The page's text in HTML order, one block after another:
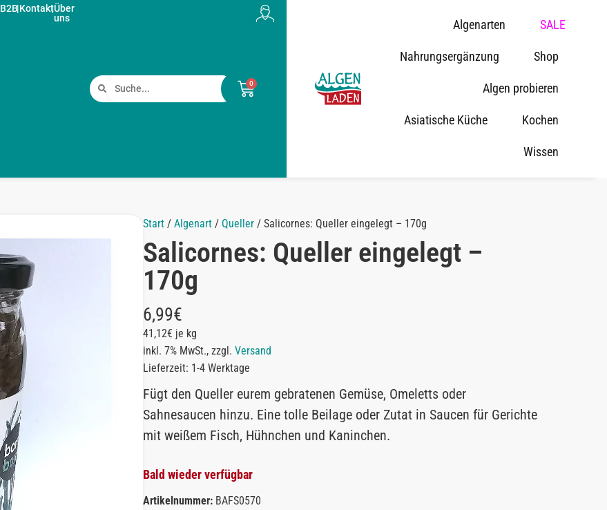
B2B|Kontakt|Über
uns
0
Algenarten SALE
Nahrungsergänzung Shop
Algen probieren
Asiatische Küche Kochen
Wissen
Start / Algenart / Queller / Salicornes: Queller eingelegt – 170g
Salicornes: Queller eingelegt –
170g
6,99€
41,12€ je kg
inkl. 7% MwSt., zzgl. Versand
Lieferzeit: 1-4 Werktage
Fügt den Queller eurem gebratenen Gemüse, Omeletts oder
Sahnesaucen hinzu. Eine tolle Beilage oder Zutat in Saucen für Gerichte
mit weißem Fisch, Hühnchen und Kaninchen.
Bald wieder verfügbar
Artikelnummer: BAFS0570